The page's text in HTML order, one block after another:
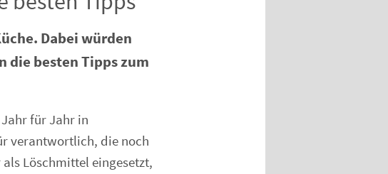
Dabei würden
die besten Tipps zum
für Jahr in
verantwortlich, die noch
Löschmittel eingesetzt,